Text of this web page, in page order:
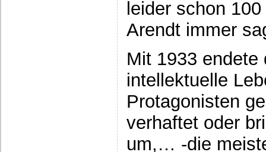
leider schon
Arendt immer
Mit 1933 endete
intellektuelle
Protagonisten
verhaftet oder
um,… -die